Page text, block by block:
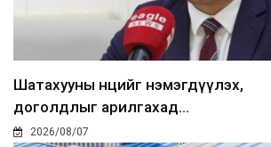
Шатахууны нөөцийг нэмэгдүүлэх,
доголдлыг арилгахад...
2026/08/07